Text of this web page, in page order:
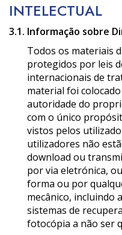
INTELECTUAL
3.1. Informação sobre
Todos os materiais
protegidos por leis
internacionais de
material foi
autoridade do
com o único
vistos pelos
utilizadores não
download ou
por via eletrónica,
forma ou por
mecânico, incluindo
sistemas de
fotocópia a não ser